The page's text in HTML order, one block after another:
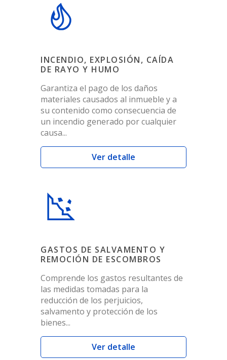
INCENDIO, EXPLOSIÓN, CAÍDA
DE RAYO Y HUMO
Garantiza el pago de los daños
materiales causados al inmueble y a
su contenido como consecuencia de
un incendio generado por cualquier
causa...
Ver detalle
GASTOS DE SALVAMENTO Y
REMOCIÓN DE ESCOMBROS
Comprende los gastos resultantes de
las medidas tomadas para la
reducción de los perjuicios,
salvamento y protección de los
bienes...
Ver detalle